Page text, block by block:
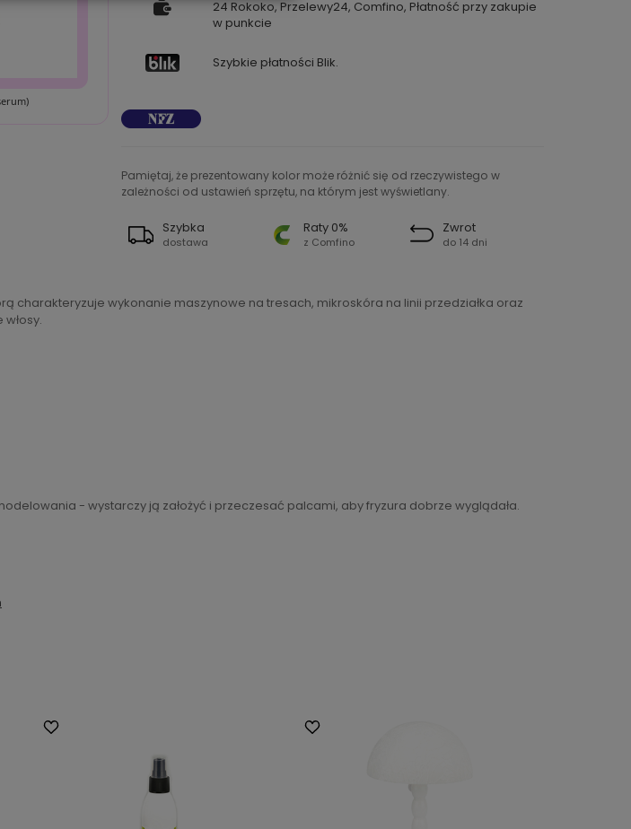
24 Rokoko, Przelewy24, Comfino, Płatność przy zakupie
w punkcie
Szybkie płatności Blik.
Pamiętaj, że prezentowany kolor może różnić się od rzeczywistego w
zależności od ustawień sprzętu, na którym jest wyświetlany.
Szybka
dostawa
Raty 0%
z Comfino
Zwrot
do 14 dni
charakteryzuje wykonanie maszynowe na tresach, mikroskóra na linii przedziałka oraz
- wystarczy ją założyć i przeczesać palcami, aby fryzura dobrze wyglądała.